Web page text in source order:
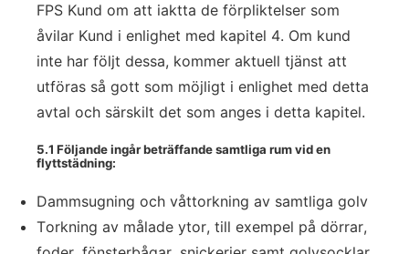
FPS Kund om att iaktta de förpliktelser som
åvilar Kund i enlighet med kapitel 4. Om kund
inte har följt dessa, kommer aktuell tjänst att
utföras så gott som möjligt i enlighet med detta
avtal och särskilt det som anges i detta kapitel.
5.1 Följande ingår beträffande samtliga rum vid en
flyttstädning:
Dammsugning och våttorkning av samtliga golv
Torkning av målade ytor, till exempel på dörrar,